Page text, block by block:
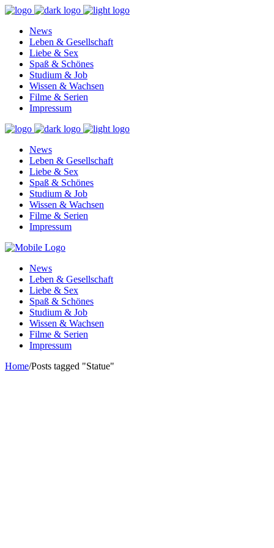
News
Leben & Gesellschaft
Liebe & Sex
Spaß & Schönes
Studium & Job
Wissen & Wachsen
Filme & Serien
Impressum
News
Leben & Gesellschaft
Liebe & Sex
Spaß & Schönes
Studium & Job
Wissen & Wachsen
Filme & Serien
Impressum
News
Leben & Gesellschaft
Liebe & Sex
Spaß & Schönes
Studium & Job
Wissen & Wachsen
Filme & Serien
Impressum
Home/Posts tagged "Statue"